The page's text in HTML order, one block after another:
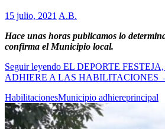
15 julio, 2021 A.B.
Hace unas horas publicamos lo
confirma el Municipio local.
Seguir leyendo EL DEPORTE
ADHIERE A LAS HABILITACIONES
HabilitacionesMunicipio adhiereprincipal